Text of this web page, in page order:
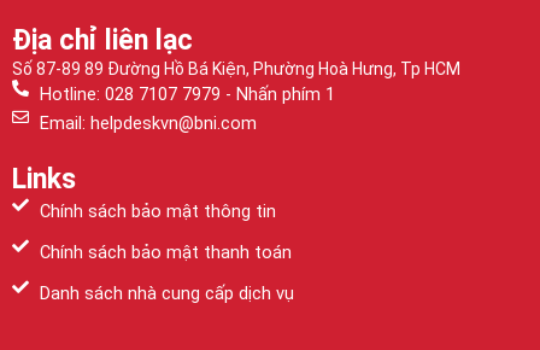
Địa chỉ liên lạc
Số 87-89 89 Đường Hồ Bá Kiện, Phường Hoà Hưng, Tp HCM
Hotline: 028 7107 7979 - Nhấn phím 1
Email: helpdeskvn@bni.com
Links
Chính sách bảo mật thông tin
Chính sách bảo mật thanh toán
Danh sách nhà cung cấp dịch vụ